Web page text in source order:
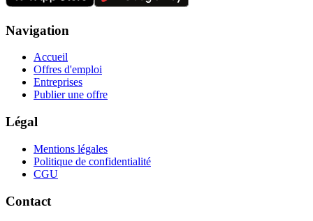
Navigation
Accueil
Offres d'emploi
Entreprises
Publier une offre
Légal
Mentions légales
Politique de confidentialité
CGU
Contact